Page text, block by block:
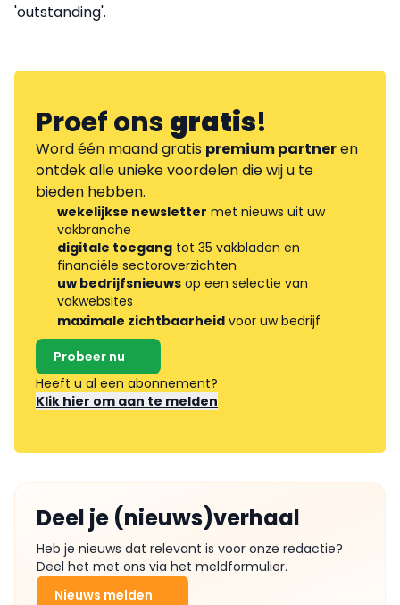
'outstanding'.
Proef onsgratis!
Word één maand gratis premium partneren
ontdek alle unieke voordelen die wij u te
bieden hebben.
wekelijkse newsletter met nieuws uit uw
vakbranche
digitale toegang tot 35 vakbladen en
financiële sectoroverzichten
uw bedrijfsnieuws op een selectie van
vakwebsites
maximale zichtbaarheid voor uw bedrijf
Probeer nu
Heeft u al een abonnement?
Klik hier om aan te melden
Deel je (nieuws)verhaal
Heb je nieuws dat relevant is voor onze redactie?
Deel het met ons via het meldformulier.
Nieuws melden